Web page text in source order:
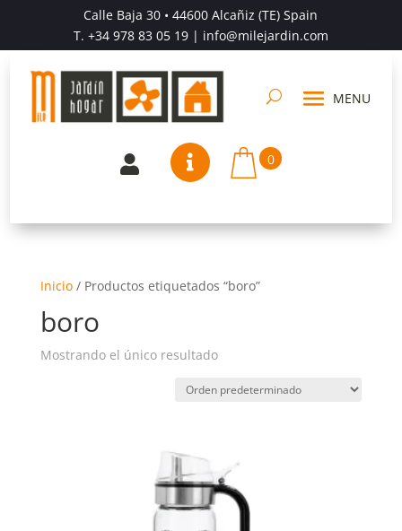
Calle Baja 30 • 44600 Alcañiz (TE) Spain
T. +34 978 83 05 19| info@milejardin.com
  0
Inicio/ Productos etiquetados “boro”
boro
Mostrando el único resultado